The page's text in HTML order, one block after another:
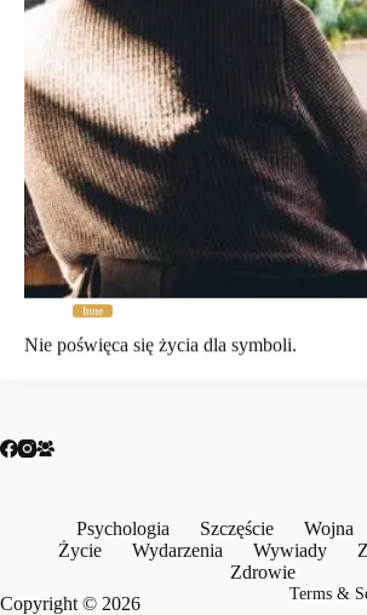
Inne
Nie poświęca się życia dla symboli.
Psychologia Szczęście Wojna
Życie
Wydarzenia Wywiady
Zdrowie
Copyright © 2026
Terms &